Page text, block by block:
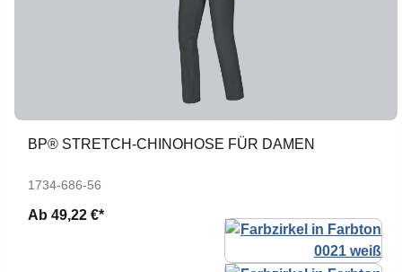
BP® STRETCH-CHINOHOSE FÜR DAMEN
1734-686-56
Ab 49,22 €*